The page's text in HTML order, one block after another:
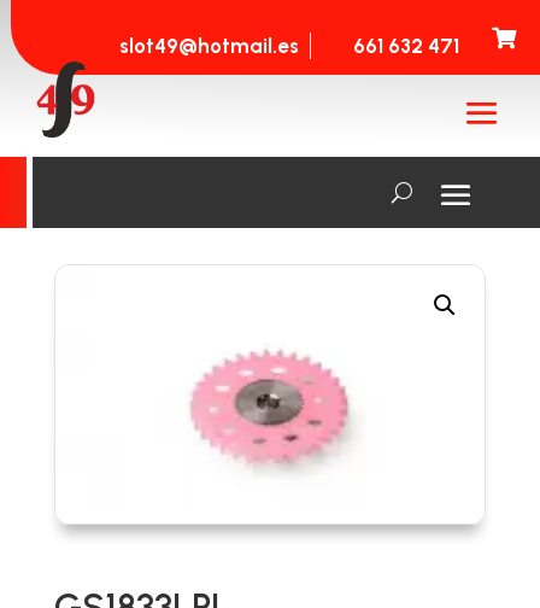
slot49@hotmail.es 661 632 471 